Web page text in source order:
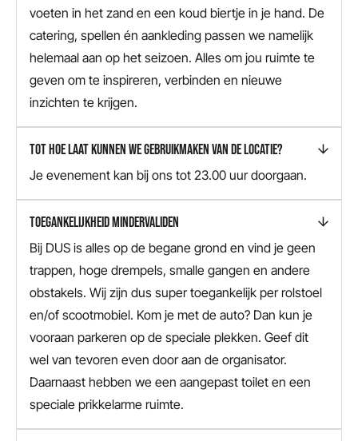
voeten in het zand en een koud biertje in je hand. De
catering, spellen én aankleding passen we namelijk
helemaal aan op het seizoen. Alles om jou ruimte te
geven om te inspireren, verbinden en nieuwe
inzichten te krijgen.
TOT HOE LAAT KUNNEN WE GEBRUIKMAKEN VAN DE LOCATIE?
Je evenement kan bij ons tot 23.00 uur doorgaan.
TOEGANKELIJKHEID MINDERVALIDEN
Bij DUS is alles op de begane grond en vind je geen
trappen, hoge drempels, smalle gangen en andere
obstakels. Wij zijn dus super toegankelijk per rolstoel
en/of scootmobiel. Kom je met de auto? Dan kun je
vooraan parkeren op de speciale plekken. Geef dit
wel van tevoren even door aan de organisator.
Daarnaast hebben we een aangepast toilet en een
speciale prikkelarme ruimte.